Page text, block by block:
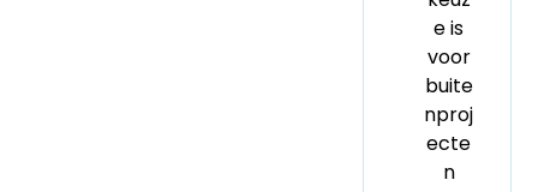
e is
voor
buite
nproj
ecte
n